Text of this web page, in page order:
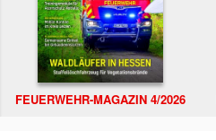
FEUERWEHR-MAGAZIN 4/2026